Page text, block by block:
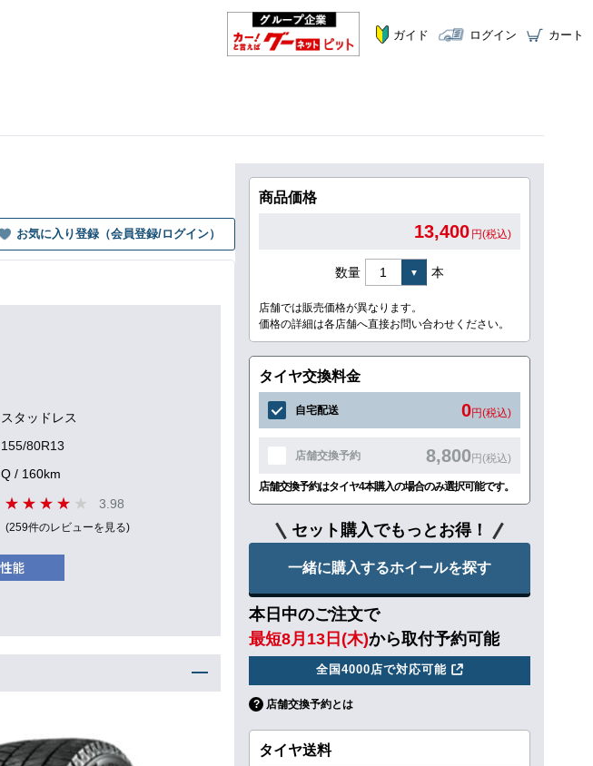
ガイド ログイン カート
お気に入り登録（会員登録/ログイン）
スタッドレス
155/80R13
Q / 160km
3.98
(259件のレビューを見る)
商品価格
13,400 円(税込)
数量 本
店舗では販売価格が異なります。
価格の詳細は各店舗へ直接お問い合わせください。
タイヤ交換料金
自宅配送 0円(税込)
店舗交換予約 8,800円(税込)
店舗交換予約はタイヤ4本購入の場合のみ選択可能です。
セット購入でもっとお得！
一緒に購入するホイールを探す
本日中のご注文で
最短8月13日(木)から取付予約可能
全国4000店で対応可能
店舗交換予約とは
タイヤ送料